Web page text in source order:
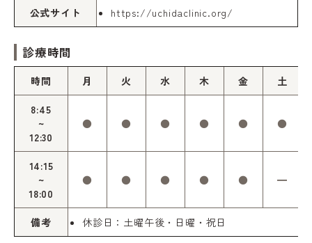
公式サイト https://uchidaclinic.org/
診療時間
時間 月 火 水 木 金 土
8:45
~
12:30
● ● ● ● ● ●
14:15
~
18:00
● ● ● ● ● ━
備考 休診日：土曜午後・日曜・祝日